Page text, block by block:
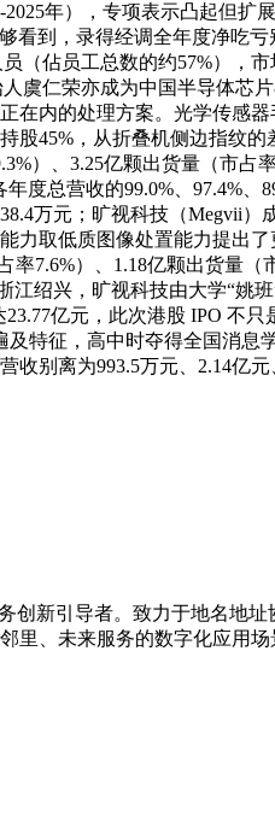
年），专项表示凸起但扩
到，录得经调全年度净吃亏
（佔员工总数的约57%），
虞仁荣亦成为中国半导体芯
内的处理方案。光学传感器
45%，从折叠机侧边指纹
）、3.25亿颗出货量（市占
度总营收的99.0%、97.4%
万元；旷视科技（Megvii）
力取低质图像处置能力提出
7.6%）、1.18亿颗出货量（
绍兴，旷视科技由大学“姚
亿元，此次港股 IPO 不
特征，高中时夺得全国消息
别离为993.5万元、2.14亿元
新引导者。致力于地名地
里、未来服务的数字化应用场